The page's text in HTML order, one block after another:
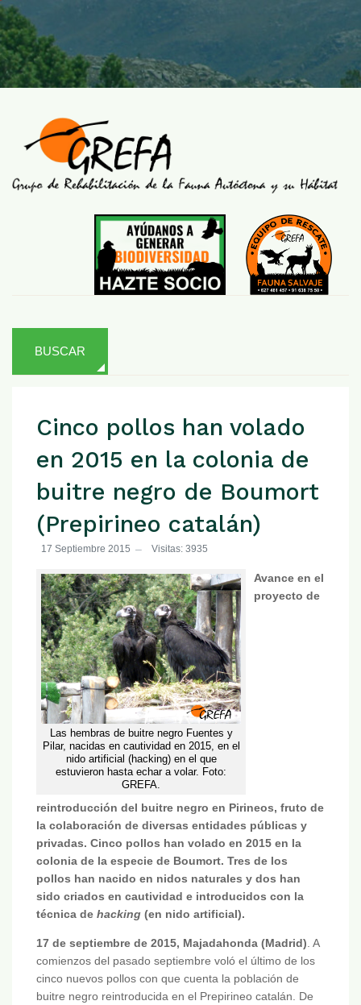
BUSCAR
Cinco pollos han volado
en 2015 en la colonia de
buitre negro de Boumort
(Prepirineo catalán)
17 Septiembre 2015 Visitas: 3935
Las hembras de buitre negro Fuentes y
Pilar, nacidas en cautividad en 2015, en el
nido artificial (hacking) en el que
estuvieron hasta echar a volar. Foto:
GREFA.
Avance en el
proyecto de
reintroducción del buitre negro en Pirineos, fruto de
la colaboración de diversas entidades públicas y
privadas. Cinco pollos han volado en 2015 en la
colonia de la especie de Boumort. Tres de los
pollos han nacido en nidos naturales y dos han
sido criados en cautividad e introducidos con la
técnica de hacking (en nido artificial).
17 de septiembre de 2015, Majadahonda (Madrid). A
comienzos del pasado septiembre voló el último de los
cinco nuevos pollos con que cuenta la población de
buitre negro reintroducida en el Prepirineo catalán. De